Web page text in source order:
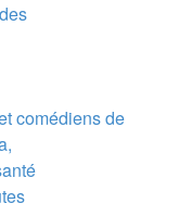
comédiens de